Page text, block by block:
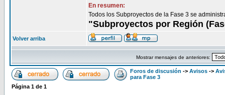
En resumen:
Todos los Subproyectos de la Fase 3 se
"Subproyectos por Región
Volver arriba
Mostrar mensajes de anteriores:
Foros de discusión -> Avisos ->
para Fase 3
Página 1 de 1